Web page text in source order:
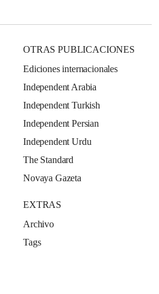
OTRAS PUBLICACIONES
Ediciones internacionales
Independent Arabia
Independent Turkish
Independent Persian
Independent Urdu
The Standard
Novaya Gazeta
EXTRAS
Archivo
Tags